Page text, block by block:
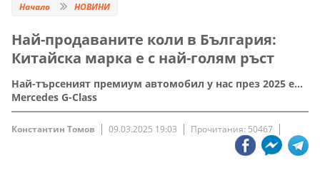
Начало НОВИНИ
Най-продаваните коли в България:
Китайска марка е с най-голям ръст
Най-търсеният премиум автомобил у нас през 2025 е...
Mercedes G-Class
Константин Томов 09.03.2025 19:03 Прочитания: 50467